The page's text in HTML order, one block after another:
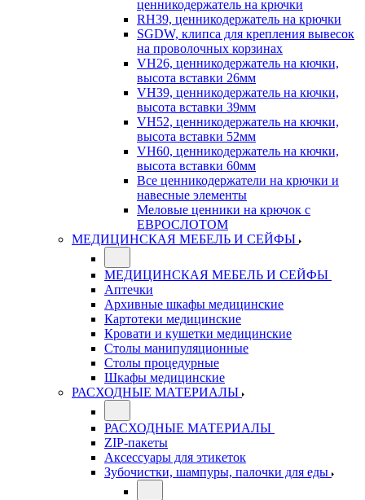
ценникодержатель на крючки
RH39, ценникодержатель на крючки
SGDW, клипса для крепления вывесок
на проволочных корзинах
VH26, ценникодержатель на кючки,
высота вставки 26мм
VH39, ценникодержатель на кючки,
высота вставки 39мм
VH52, ценникодержатель на кючки,
высота вставки 52мм
VH60, ценникодержатель на кючки,
высота вставки 60мм
Все ценникодержатели на крючки и
навесные элементы
Меловые ценники на крючок с
ЕВРОСЛОТОМ
МЕДИЦИНСКАЯ МЕБЕЛЬ И СЕЙФЫ
МЕДИЦИНСКАЯ МЕБЕЛЬ И СЕЙФЫ
Аптечки
Архивные шкафы медицинские
Картотеки медицинские
Кровати и кушетки медицинские
Столы манипуляционные
Столы процедурные
Шкафы медицинские
РАСХОДНЫЕ МАТЕРИАЛЫ
РАСХОДНЫЕ МАТЕРИАЛЫ
ZIP-пакеты
Аксессуары для этикеток
Зубочистки, шампуры, палочки для еды